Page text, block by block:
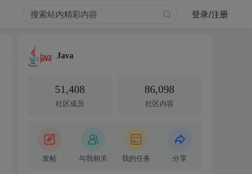
登录/注册
Java
51,408
社区成员
86,098
社区内容
发帖 与我相关 我的任务 分享